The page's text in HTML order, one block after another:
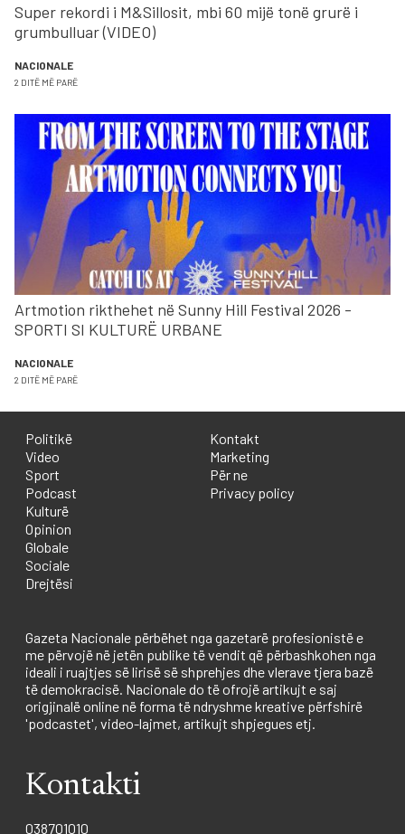
Super rekordi i M&Sillosit, mbi 60 mijë tonë grurë i
grumbulluar (VIDEO)
NACIONALE
2 DITË MË PARË
Artmotion rikthehet në Sunny Hill Festival 2026 -
SPORTI SI KULTURË URBANE
NACIONALE
2 DITË MË PARË
Politikë
Video
Sport
Podcast
Kulturë
Opinion
Globale
Sociale
Drejtësi
Kontakt
Marketing
Për ne
Privacy policy
Gazeta Nacionale përbëhet nga gazetarë profesionistë e
me përvojë në jetën publike të vendit që përbashkohen nga
ideali i ruajtjes së lirisë së shprehjes dhe vlerave tjera bazë
të demokracisë. Nacionale do të ofrojë artikujt e saj
origjinalë online në forma të ndryshme kreative përfshirë
'podcastet', video-lajmet, artikujt shpjegues etj.
Kontakti
038701010